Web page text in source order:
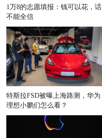
1万8的志愿填报：钱可以花，话
不能全信
特斯拉FSD被曝上海路测，华为
理想小鹏们怎么看？